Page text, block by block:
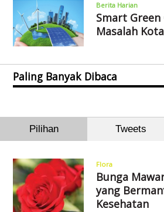
Berita Harian
Smart Green
Masalah
Paling Banyak Dibaca
Pilihan Tweets
Flora
Bunga
yang
Kesehatan